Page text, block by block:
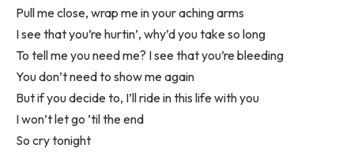
Pull me close, wrap me in your aching arms
I see that you’re hurtin’, why’d you take so long
To tell me you need me? I see that you’re bleeding
You don’t need to show me again
But if you decide to, I’ll ride in this life with you
I won’t let go ’til the end
So cry tonight